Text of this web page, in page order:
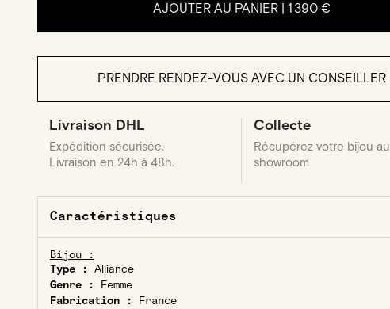
AJOUTER AU PANIER | 1 390 €
PRENDRE RENDEZ-VOUS AVEC UN CONSEILLER
Livraison DHL
Expédition sécurisée.
Livraison en 24h à 48h.
Collecte
Récupérez votre bijou au
showroom
Caractéristiques
Bijou :
Type : Alliance
Genre :
Femme
Fabrication :
France